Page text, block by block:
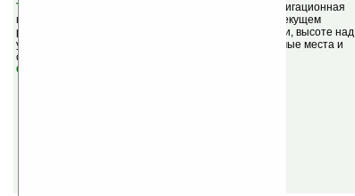
TrackyPro v2.0.2
(шареварная) — многоцелевая навигационная
программа, которая позволяет получить данные о текущем
расположении, скорости перемещения, направлении, высоте над
уровнем моря. На карте можно отметить свои любимые места и
следовать маршруту, по голосовым подсказкам.
Скачать